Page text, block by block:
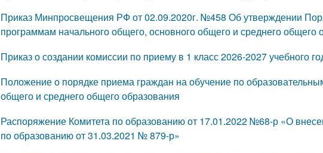
Приказ Минпросвещения РФ от 02.09.2020г. №458 Об утверждении
программам начального общего, основного общего и среднего общего
Приказ о создании комиссии по приему в 1 класс 2026-2027 учебного
Положение о порядке приема граждан на обучение по
общего и среднего общего образования
Распоряжение Комитета по образованию от 17.01.2022 №68-р «О
по образованию от 31.03.2021 № 879-р»